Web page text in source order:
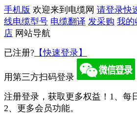
手机版 欢迎来到电缆网 请登录快
线电缆型号 电缆翻译 发采购 我的
店 网站导航
已注册? 【快速登录】
用第三方扫码登录
注册登录，获取更多权益！ 1、每
2、更多会员功能。